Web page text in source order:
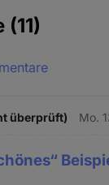
(11)
überprüft) Mo.